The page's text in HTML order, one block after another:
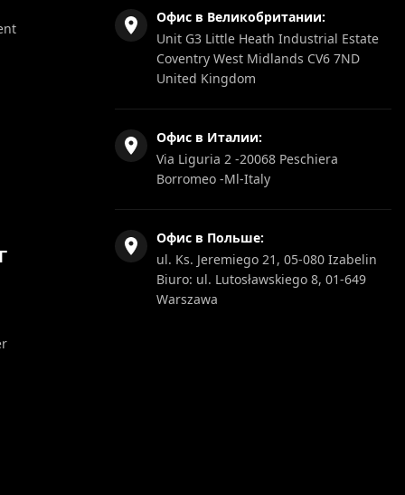
Офис в Великобритании:
Unit G3 Little Heath Industrial Estate
Coventry West Midlands CV6 7ND
United Kingdom
Офис в Италии:
Via Liguria 2 -20068 Peschiera
Borromeo -Ml-Italy
Офис в Польше:
ul. Ks. Jeremiego 21, 05-080 Izabelin
Biuro: ul. Lutosławskiego 8, 01-649
Warszawa